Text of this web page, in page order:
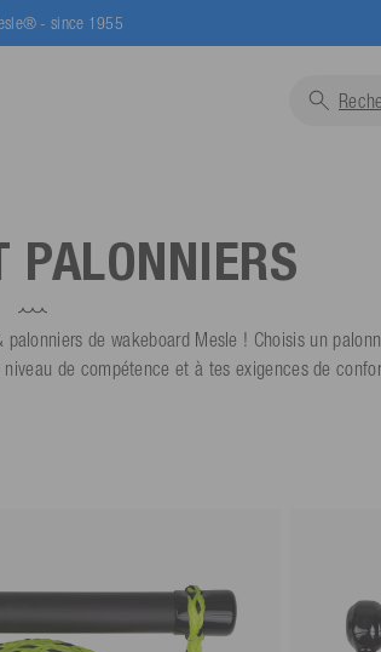
- since 1955
PALONNIERS
de wakeboard Mesle ! Choisis un
de compétence et à tes exigences de